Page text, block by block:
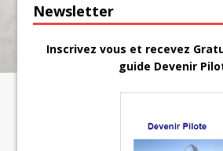
Newsletter
Inscrivez vous et recevez
guide Devenir